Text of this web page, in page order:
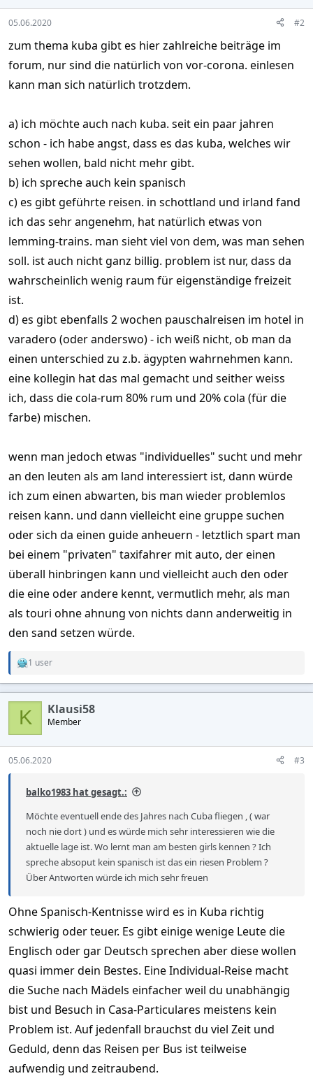
05.06.2020 #2
zum thema kuba gibt es hier zahlreiche beiträge im
forum, nur sind die natürlich von vor-corona. einlesen
kann man sich natürlich trotzdem.
a) ich möchte auch nach kuba. seit ein paar jahren
schon - ich habe angst, dass es das kuba, welches wir
sehen wollen, bald nicht mehr gibt.
b) ich spreche auch kein spanisch
c) es gibt geführte reisen. in schottland und irland fand
ich das sehr angenehm, hat natürlich etwas von
lemming-trains. man sieht viel von dem, was man sehen
soll. ist auch nicht ganz billig. problem ist nur, dass da
wahrscheinlich wenig raum für eigenständige freizeit
ist.
d) es gibt ebenfalls 2 wochen pauschalreisen im hotel in
varadero (oder anderswo) - ich weiß nicht, ob man da
einen unterschied zu z.b. ägypten wahrnehmen kann.
eine kollegin hat das mal gemacht und seither weiss
ich, dass die cola-rum 80% rum und 20% cola (für die
farbe) mischen.
wenn man jedoch etwas "individuelles" sucht und mehr
an den leuten als am land interessiert ist, dann würde
ich zum einen abwarten, bis man wieder problemlos
reisen kann. und dann vielleicht eine gruppe suchen
oder sich da einen guide anheuern - letztlich spart man
bei einem "privaten" taxifahrer mit auto, der einen
überall hinbringen kann und vielleicht auch den oder
die eine oder andere kennt, vermutlich mehr, als man
als touri ohne ahnung von nichts dann anderweitig in
den sand setzen würde.
R
c
o
n
s
:
1 user
K Klausi58
Member
05.06.2020 #3
balko1983 hat gesagt.:
Möchte eventuell ende des Jahres nach Cuba fliegen , ( war
noch nie dort ) und es würde mich sehr interessieren wie die
aktuelle lage ist. Wo lernt man am besten girls kennen ? Ich
spreche absoput kein spanisch ist das ein riesen Problem ?
Über Antworten würde ich mich sehr freuen
Ohne Spanisch-Kentnisse wird es in Kuba richtig
schwierig oder teuer. Es gibt einige wenige Leute die
Englisch oder gar Deutsch sprechen aber diese wollen
quasi immer dein Bestes. Eine Individual-Reise macht
die Suche nach Mädels einfacher weil du unabhängig
bist und Besuch in Casa-Particulares meistens kein
Problem ist. Auf jedenfall brauchst du viel Zeit und
Geduld, denn das Reisen per Bus ist teilweise
aufwendig und zeitraubend.